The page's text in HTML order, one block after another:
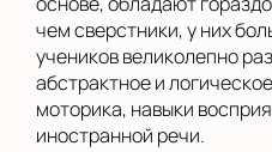
чем сверстники, у них
учеников великолепно
абстрактное и
моторика, навыки
иностранной речи.